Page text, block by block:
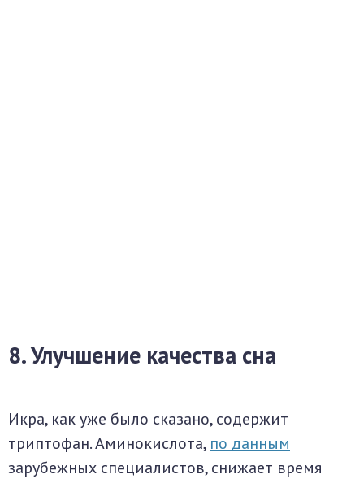
8. Улучшение качества сна
Икра, как уже было сказано, содержит
триптофан. Аминокислота, по данным
зарубежных специалистов, снижает время